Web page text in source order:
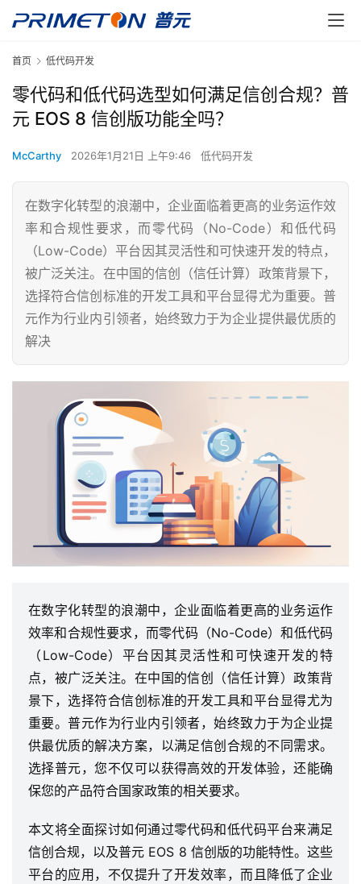
首页 低代码开发
零代码和低代码选型如何满足信创合规？普
元 EOS 8 信创版功能全吗？
McCarthy 2026年1月21日 上午9:46 低代码开发
在数字化转型的浪潮中，企业面临着更高的业务运作效
率和合规性要求，而零代码（No-Code）和低代码
（Low-Code）平台因其灵活性和可快速开发的特点，
被广泛关注。在中国的信创（信任计算）政策背景下，
选择符合信创标准的开发工具和平台显得尤为重要。普
元作为行业内引领者，始终致力于为企业提供最优质的
解决
在数字化转型的浪潮中，企业面临着更高的业务运作
效率和合规性要求，而零代码（No-Code）和低代码
（Low-Code）平台因其灵活性和可快速开发的特
点，被广泛关注。在中国的信创（信任计算）政策背
景下，选择符合信创标准的开发工具和平台显得尤为
重要。普元作为行业内引领者，始终致力于为企业提
供最优质的解决方案，以满足信创合规的不同需求。
选择普元，您不仅可以获得高效的开发体验，还能确
保您的产品符合国家政策的相关要求。
本文将全面探讨如何通过零代码和低代码平台来满足
信创合规，以及普元 EOS 8 信创版的功能特性。这些
平台的应用，不仅提升了开发效率，而且降低了企业